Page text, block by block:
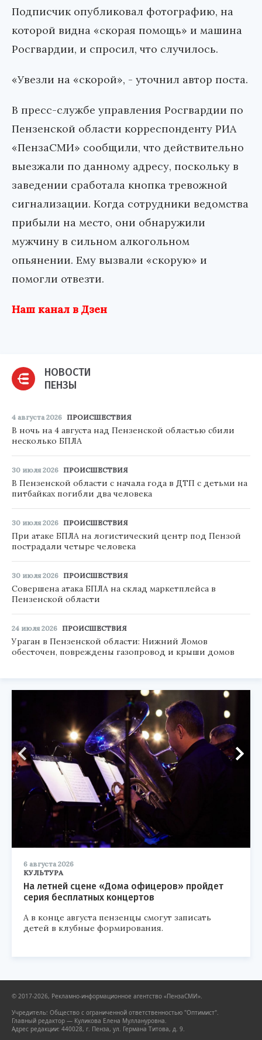
Подписчик опубликовал фотографию, на
которой видна «скорая помощь» и машина
Росгвардии, и спросил, что случилось.
«Увезли на «скорой», - уточнил автор поста.
В пресс-службе управления Росгвардии по
Пензенской области корреспонденту РИА
«ПензаСМИ» сообщили, что действительно
выезжали по данному адресу, поскольку в
заведении сработала кнопка тревожной
сигнализации. Когда сотрудники ведомства
прибыли на место, они обнаружили
мужчину в сильном алкогольном
опьянении. Ему вызвали «скорую» и
помогли отвезти.
Наш канал в Дзен
НОВОСТИ
ПЕНЗЫ
4 августа 2026 ПРОИСШЕСТВИЯ
В ночь на 4 августа над Пензенской областью сбили
несколько БПЛА
30 июля 2026 ПРОИСШЕСТВИЯ
В Пензенской области с начала года в ДТП с детьми на
питбайках погибли два человека
30 июля 2026 ПРОИСШЕСТВИЯ
При атаке БПЛА на логистический центр под Пензой
пострадали четыре человека
30 июля 2026 ПРОИСШЕСТВИЯ
Совершена атака БПЛА на склад маркетплейса в
Пензенской области
24 июля 2026 ПРОИСШЕСТВИЯ
Ураган в Пензенской области: Нижний Ломов
обесточен, повреждены газопровод и крыши домов
6 августа 2026
КУЛЬТУРА
На летней сцене «Дома офицеров» пройдет
серия бесплатных концертов
А в конце августа пензенцы смогут записать
детей в клубные формирования.
© 2017-2026, Рекламно-информационное агентство «ПензаСМИ».
Учредитель: Общество с ограниченной ответственностью "Оптимист".
Главный редактор — Куликова Елена Муллануровна.
Адрес редакции: 440028, г. Пенза, ул. Германа Титова, д. 9.